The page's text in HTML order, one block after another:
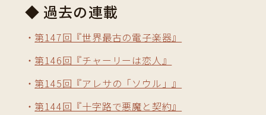
◆ 過去の連載
第147回『世界最古の電子楽器』
第146回『チャーリーは恋人』
第145回『アレサの「ソウル」』
第144回『十字路で悪魔と契約』